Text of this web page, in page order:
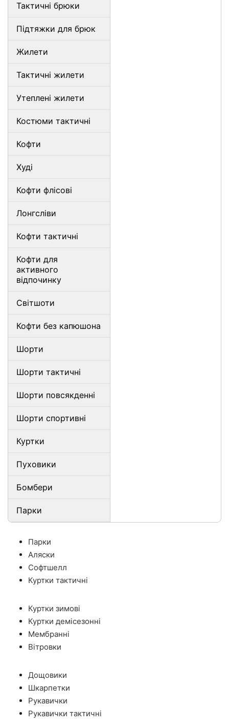
Тактичні брюки
Підтяжки для брюк
Жилети
Тактичні жилети
Утеплені жилети
Костюми тактичні
Кофти
Худі
Кофти флісові
Лонгсліви
Кофти тактичні
Кофти для
активного
відпочинку
Світшоти
Кофти без капюшона
Шорти
Шорти тактичні
Шорти повсякденні
Шорти спортивні
Куртки
Пуховики
Бомбери
Парки
Парки
Аляски
Софтшелл
Куртки тактичні
Куртки зимові
Куртки демісезонні
Мембранні
Вітровки
Дощовики
Шкарпетки
Рукавички
Рукавички тактичні